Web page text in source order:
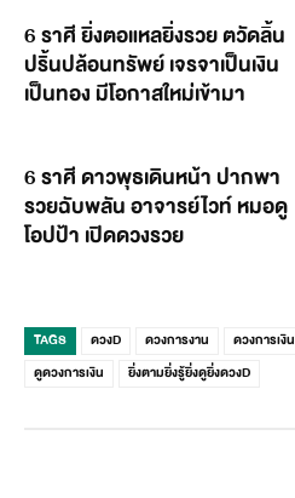
6 ราศี ยิ่งตอแหลยิ่งรวย ตวัดลิ้น
ปริ้นปล้อนทรัพย์ เจรจาเป็นเงิน
เป็นทอง มีโอกาสใหม่เข้ามา
6 ราศี ดาวพุธเดินหน้า ปากพา
รวยฉับพลัน อาจารย์ไวท์ หมอดู
โอปป้า เปิดดวงรวย
TAGS ดวงD ดวงการงาน ดวงการเงิน
ดูดวงการเงิน
ยิ่งตามยิ่งรู้ยิ่งดูยิ่งดวงD